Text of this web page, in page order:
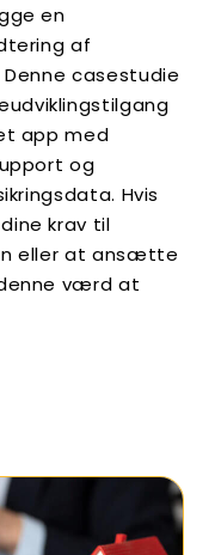
en
af
casestudie
app med
og
Hvis
krav til
eller at ansætte
værd at